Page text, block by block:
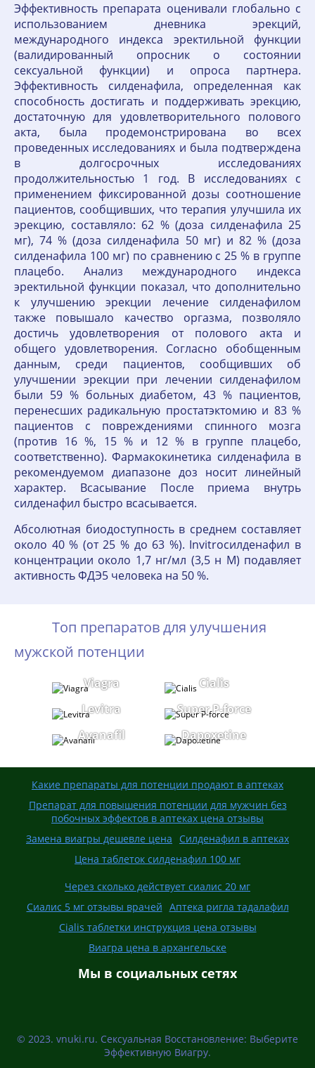
Эффективность препарата оценивали глобально с
использованием дневника эрекций,
международного индекса эректильной функции
(валидированный опросник о состоянии
сексуальной функции) и опроса партнера.
Эффективность силденафила, определенная как
способность достигать и поддерживать эрекцию,
достаточную для удовлетворительного полового
акта, была продемонстрирована во всех
проведенных исследованиях и была подтверждена
в долгосрочных исследованиях
продолжительностью 1 год. В исследованиях с
применением фиксированной дозы соотношение
пациентов, сообщивших, что терапия улучшила их
эрекцию, составляло: 62 % (доза силденафила 25
мг), 74 % (доза силденафила 50 мг) и 82 % (доза
силденафила 100 мг) по сравнению с 25 % в группе
плацебо. Анализ международного индекса
эректильной функции показал, что дополнительно
к улучшению эрекции лечение силденафилом
также повышало качество оргазма, позволяло
достичь удовлетворения от полового акта и
общего удовлетворения. Согласно обобщенным
данным, среди пациентов, сообщивших об
улучшении эрекции при лечении силденафилом
были 59 % больных диабетом, 43 % пациентов,
перенесших радикальную простатэктомию и 83 %
пациентов с повреждениями спинного мозга
(против 16 %, 15 % и 12 % в группе плацебо,
соответственно). Фармакокинетика силденафила в
рекомендуемом диапазоне доз носит линейный
характер. Всасывание После приема внутрь
силденафил быстро всасывается.
Абсолютная биодоступность в среднем составляет
около 40 % (от 25 % до 63 %). Invitroсилденафил в
концентрации около 1,7 нг/мл (3,5 н М) подавляет
активность ФДЭ5 человека на 50 %.
Топ препаратов для улучшения
мужской потенции
Viagra
Cialis
Levitra
Super P-force
Avanafil
Dapoxetine
Какие препараты для потенции продают в аптеках
Препарат для повышения потенции для мужчин без
побочных эффектов в аптеках цена отзывы
Замена виагры дешевле цена Силденафил в аптеках
Цена таблеток силденафил 100 мг
Через сколько действует сиалис 20 мг
Сиалис 5 мг отзывы врачей Аптека ригла тадалафил
Cialis таблетки инструкция цена отзывы
Виагра цена в архангельске
Мы в социальных сетях
© 2023. vnuki.ru. Сексуальная Восстановление: Выберите
Эффективную Виагру.